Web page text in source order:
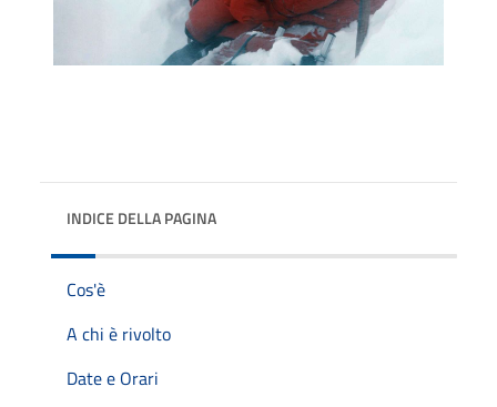
INDICE DELLA PAGINA
Cos'è
A chi è rivolto
Date e Orari